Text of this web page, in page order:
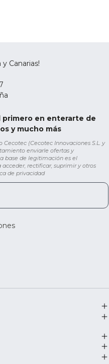
y Canarias!
en enterarte de
y mucho más
(Cecotec Innovaciones S.L. y
enviarle ofertas y
base de legitimación es el
rectificar, suprimir y otros
de privacidad